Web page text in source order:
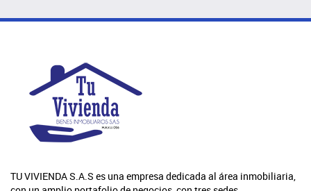
TU VIVIENDA S.A.S es una empresa dedicada al área inmobiliaria,